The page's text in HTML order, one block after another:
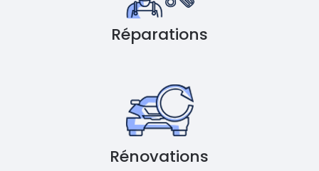
Réparations
Rénovations